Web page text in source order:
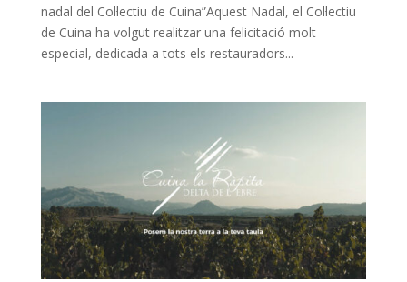
nadal del Col·lectiu de Cuina”Aquest Nadal, el Col·lectiu
de Cuina ha volgut realitzar una felicitació molt
especial, dedicada a tots els restauradors...